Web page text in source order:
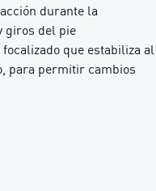
durante la
giros del pie
que estabiliza al
para permitir cambios